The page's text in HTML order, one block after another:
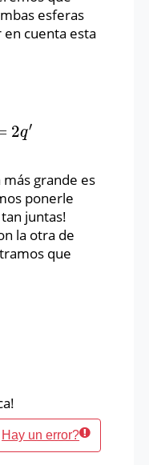
esferas
cuenta esta
2q′
más grande es
ponerle
juntas!
la otra de
que
Hay un error?